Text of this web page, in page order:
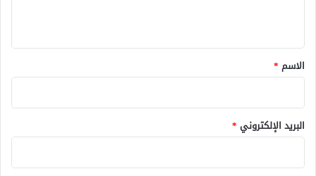
*
الاسم *
البريد الإلكتروني *